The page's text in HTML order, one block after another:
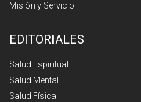
Misión y Servicio
EDITORIALES
Salud Espiritual
Salud Mental
Salud Física